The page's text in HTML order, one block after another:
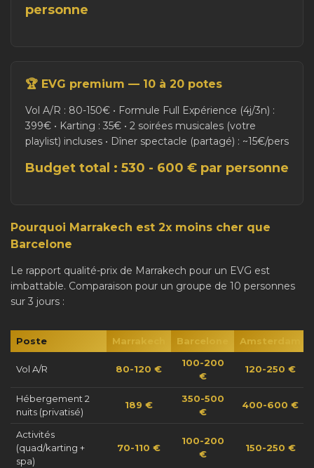
personne
🏆 EVG premium — 10 à 20 potes
Vol A/R : 80-150€ • Formule Full Expérience (4j/3n) :
399€ • Karting : 35€ • 2 soirées musicales (votre
playlist) incluses • Dîner spectacle (partagé) : ~15€/pers
Budget total : 530 - 600 € par personne
Pourquoi Marrakech est 2x moins cher que
Barcelone
Le rapport qualité-prix de Marrakech pour un EVG est
imbattable. Comparaison pour un groupe de 10 personnes
sur 3 jours :
Poste Marrakech Barcelone Amsterdam
Vol A/R 80-120 €
100-200
€
120-250 €
Hébergement 2
nuits (privatisé)
189 €
350-500
€
400-600 €
Activités
(quad/karting +
spa)
70-110 €
100-200
€
150-250 €